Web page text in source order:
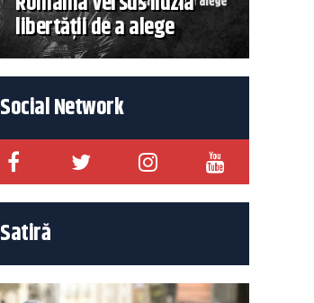
libertății de a alege
Social Network
Satiră